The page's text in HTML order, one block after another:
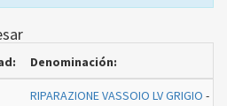
Denominación:
RIPARAZIONE VASSOIO LV GRIGIO -